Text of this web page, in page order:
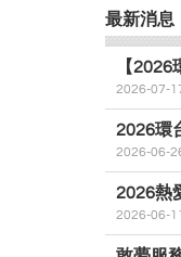
最新消息
【2026
2026-07-
2026環
2026-06-
2026熱
2026-06-11